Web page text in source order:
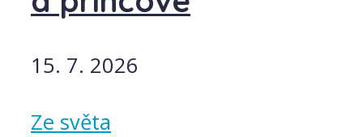
15. 7. 2026
Ze světa